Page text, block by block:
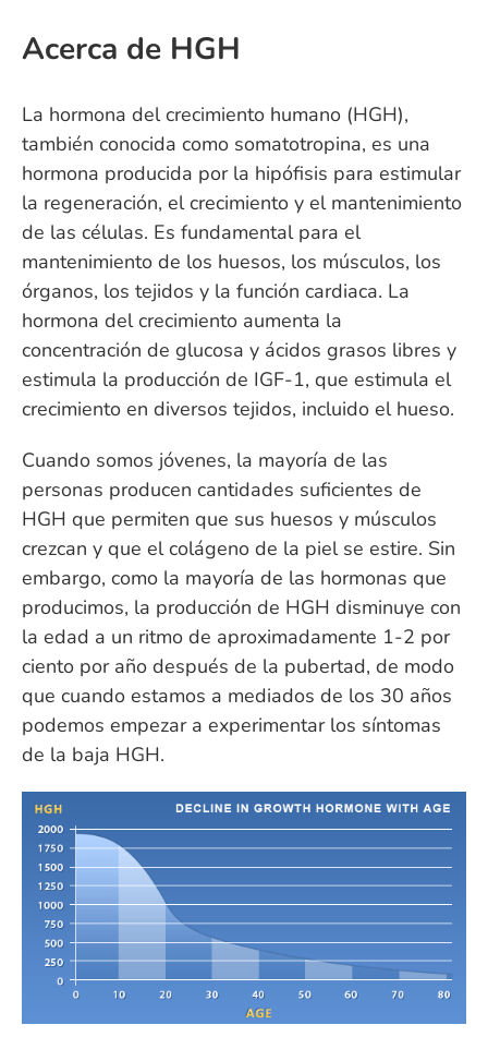
Acerca de HGH
La hormona del crecimiento humano (HGH),
también conocida como somatotropina, es una
hormona producida por la hipófisis para estimular
la regeneración, el crecimiento y el mantenimiento
de las células. Es fundamental para el
mantenimiento de los huesos, los músculos, los
órganos, los tejidos y la función cardiaca. La
hormona del crecimiento aumenta la
concentración de glucosa y ácidos grasos libres y
estimula la producción de IGF-1, que estimula el
crecimiento en diversos tejidos, incluido el hueso.
Cuando somos jóvenes, la mayoría de las
personas producen cantidades suficientes de
HGH que permiten que sus huesos y músculos
crezcan y que el colágeno de la piel se estire. Sin
embargo, como la mayoría de las hormonas que
producimos, la producción de HGH disminuye con
la edad a un ritmo de aproximadamente 1-2 por
ciento por año después de la pubertad, de modo
que cuando estamos a mediados de los 30 años
podemos empezar a experimentar los síntomas
de la baja HGH.